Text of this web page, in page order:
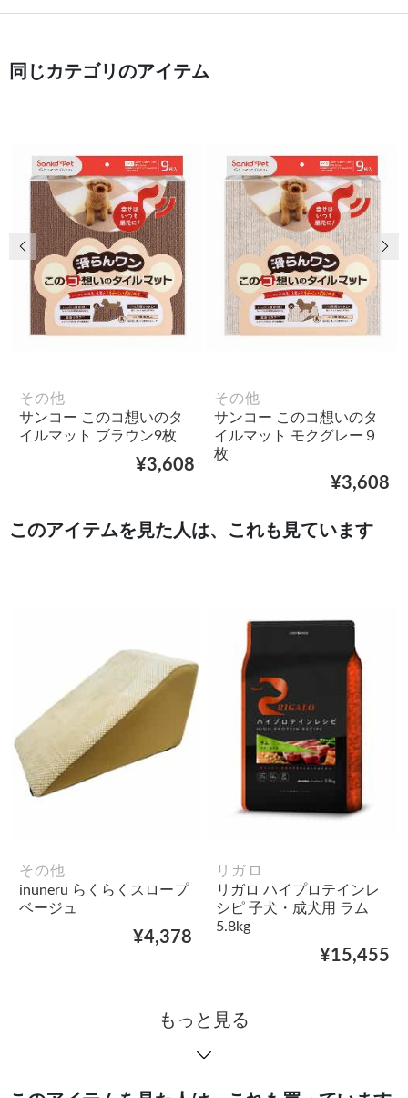
同じカテゴリのアイテム
その他
サンコー このコ想いのタ
イルマット ブラウン9枚
¥3,608
その他
サンコー このコ想いのタ
イルマット モクグレー９
枚
¥3,608
前の画像 次
このアイテムを見た人は、これも見ています
その他
inuneru らくらくスロープ
ベージュ
¥4,378
リガロ
リガロ ハイプロテインレ
シピ 子犬・成犬用 ラム
5.8kg
¥15,455
もっと見る